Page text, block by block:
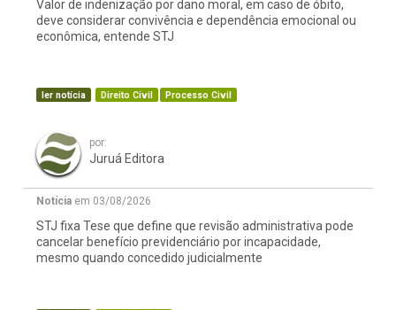
Valor de indenização por dano moral, em caso de óbito,
deve considerar convivência e dependência emocional ou
econômica, entende STJ
ler notícia Direito Civil Processo Civil
por:
Juruá Editora
Notícia em 03/08/2026
STJ fixa Tese que define que revisão administrativa pode
cancelar benefício previdenciário por incapacidade,
mesmo quando concedido judicialmente